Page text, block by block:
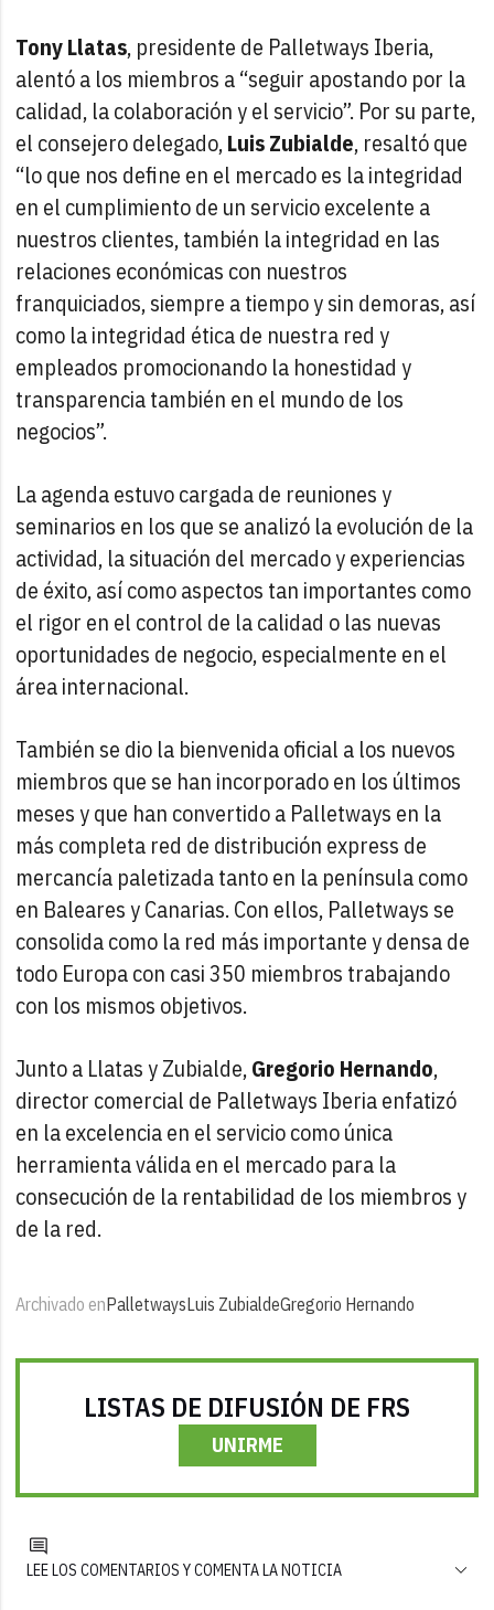
Tony Llatas, presidente de Palletways Iberia,
alentó a los miembros a “seguir apostando por la
calidad, la colaboración y el servicio”. Por su parte,
el consejero delegado,Luis Zubialde, resaltó que
“lo que nos define en el mercado es la integridad
en el cumplimiento de un servicio excelente a
nuestros clientes, también la integridad en las
relaciones económicas con nuestros
franquiciados, siempre a tiempo y sin demoras, así
como la integridad ética de nuestra red y
empleados promocionando la honestidad y
transparencia también en el mundo de los
negocios”.
La agenda estuvo cargada de reuniones y
seminarios en los que se analizó la evolución de la
actividad, la situación del mercado y experiencias
de éxito, así como aspectos tan importantes como
el rigor en el control de la calidad o las nuevas
oportunidades de negocio, especialmente en el
área internacional.
También se dio la bienvenida oficial a los nuevos
miembros que se han incorporado en los últimos
meses y que han convertido a Palletways en la
más completa red de distribución express de
mercancía paletizada tanto en la península como
en Baleares y Canarias. Con ellos, Palletways se
consolida como la red más importante y densa de
todo Europa con casi 350 miembros trabajando
con los mismos objetivos.
Junto a Llatas y Zubialde,Gregorio Hernando,
director comercial de Palletways Iberia enfatizó
en la excelencia en el servicio como única
herramienta válida en el mercado para la
consecución de la rentabilidad de los miembros y
de la red.
Archivado enPalletwaysLuis ZubialdeGregorio Hernando
LISTAS DE DIFUSIÓN DE FRS
UNIRME
LEE LOS COMENTARIOS Y COMENTA LA NOTICIA